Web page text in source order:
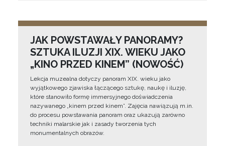
JAK POWSTAWAŁY PANORAMY?
SZTUKA ILUZJI XIX. WIEKU JAKO
„KINO PRZED KINEM” (NOWOŚĆ)
Lekcja muzealna dotyczy panoram XIX. wieku jako
wyjątkowego zjawiska łączącego sztukę, naukę i iluzję,
które stanowiło formę immersyjnego doświadczenia
nazywanego „kinem przed kinem”. Zajęcia nawiązują m.in.
do procesu powstawania panoram oraz ukazują zarówno
techniki malarskie jak i zasady tworzenia tych
monumentalnych obrazów.